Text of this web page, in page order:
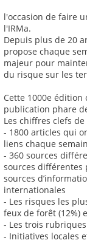
l'occasion de faire
l'IRMa.
Depuis plus de 20
propose chaque
majeur pour
du risque sur les
Cette 1000e
publication phare
Les chiffres clefs de
- 1800 articles qui
liens chaque
- 360 sources
sources différentes
sources
internationales
- Les risques les
feux de forêt (12%)
- Les trois
- Initiatives locales